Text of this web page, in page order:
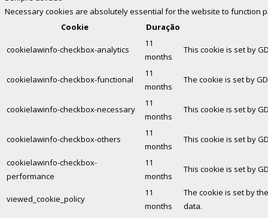
Necessary cookies are absolutely essential for the website to
Cookie
Duração
cookielawinfo-checkbox-analytics
11
months
This cookie is set by
cookielawinfo-checkbox-functional
11
months
The cookie is set by
cookielawinfo-checkbox-necessary
11
months
This cookie is set by
cookielawinfo-checkbox-others
11
months
This cookie is set by
cookielawinfo-checkbox-
performance
11
months
This cookie is set by
viewed_cookie_policy
11
months
The cookie is set by
data.